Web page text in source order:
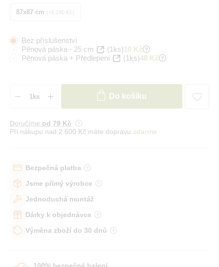
87x87 cm +1 180 Kč
Bez příslušenství
Pěnová páska - 25 cm
(1ks)10 Kč
Pěnová páska + Předlepení
(1ks)48 Kč
Do košíku
Doručíme od 79 Kč
Při nákupu nad 2 600 Kč máte dopravu zdarma
Bezpečná platba
Jsme přímý výrobce
Jednoduchá montáž
Dárky k objednávce
Výměna zboží do 30 dnů